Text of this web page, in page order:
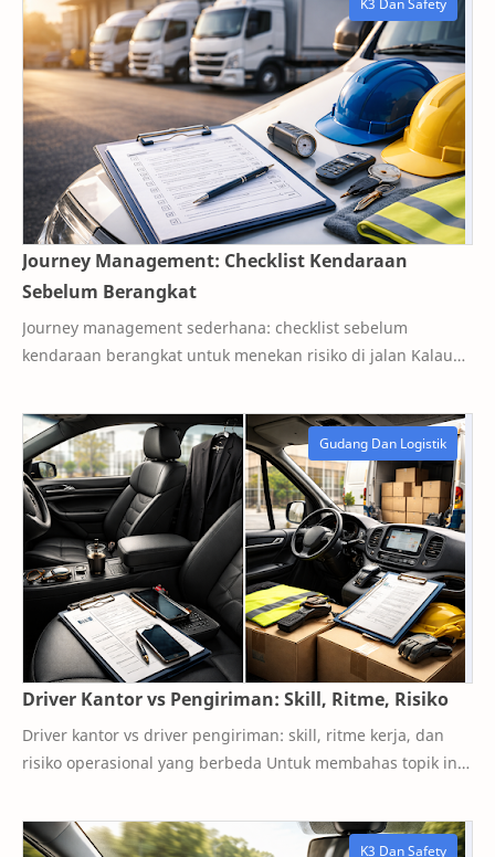
Journey Management: Checklist Kendaraan
Sebelum Berangkat
Journey management sederhana: checklist sebelum
kendaraan berangkat untuk menekan risiko di jalan Kalau
Driver Kantor vs Pengiriman: Skill, Ritme, Risiko
Driver kantor vs driver pengiriman: skill, ritme kerja, dan
risiko operasional yang berbeda Untuk membahas topik ini